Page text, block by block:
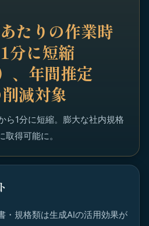
たりの作業時
分に短縮
、年間推定
減対象
ら1分に短縮。膨大な社内規格
得可能に。
・規格類は生成AIの活用効果が